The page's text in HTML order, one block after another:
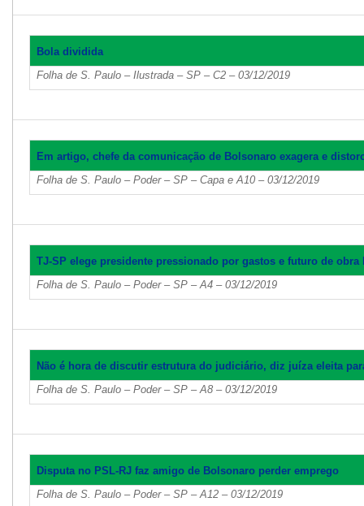
Bola dividida
Folha de S. Paulo – Ilustrada – SP – C2 – 03/12/2019
Em artigo, chefe da comunicação de Bolsonaro exagera e
Folha de S. Paulo – Poder – SP – Capa e A10 – 03/12/2019
TJ-SP elege presidente pressionado por gastos e futuro de
Folha de S. Paulo – Poder – SP – A4 – 03/12/2019
Não é hora de discutir estrutura do judiciário, diz juíza eleita
Folha de S. Paulo – Poder – SP – A8 – 03/12/2019
Disputa no PSL-RJ faz amigo de Bolsonaro perder emprego
Folha de S. Paulo – Poder – SP – A12 – 03/12/2019